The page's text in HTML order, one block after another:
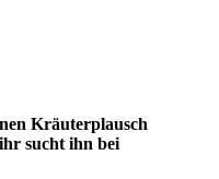
Kräuterplausch
sucht ihn bei